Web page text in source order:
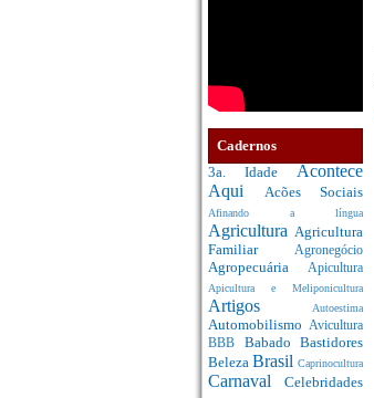
Cadernos
3a. Idade Acontece
Aqui Acões Sociais
Afinando a língua
Agricultura Agricultura
Familiar Agronegócio
Agropecuária Apicultura
Apicultura e Meliponicultura
Artigos Autoestima
Automobilismo Avicultura
BBB Babado Bastidores
Beleza Brasil Caprinocultura
Carnaval Celebridades